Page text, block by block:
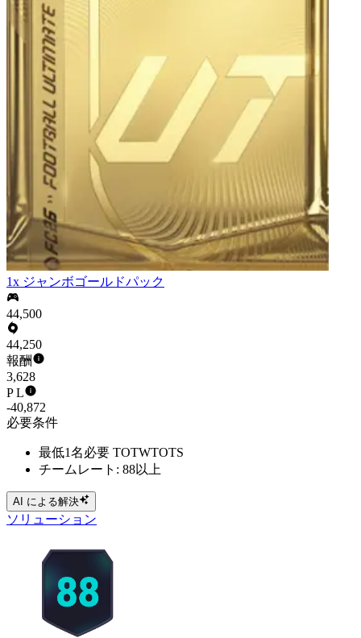
1x ジャンボゴールドパック
44,500
44,250
報酬
3,628
P L
-40,872
必要条件
最低1名必要 TOTWTOTS
チームレート: 88以上
AI による解決
ソリューション